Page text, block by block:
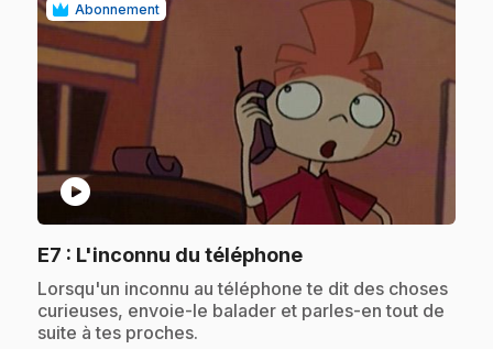
Abonnement
play_circle
E7 : L'inconnu du téléphone.
.Lorsqu'un inconnu au téléphone te dit des choses
curieuses, envoie-le balader et parles-en tout de
suite à tes proches.